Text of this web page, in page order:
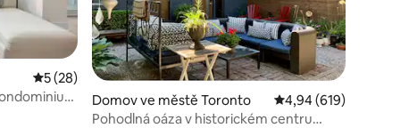
Průměrné hodnocení 5 z 5, 28 hodnocení
5 (28)
Domov ve městě Toronto Průměrné hodnocení
4,94 (619)
Pohodlná oáza v historickém centru